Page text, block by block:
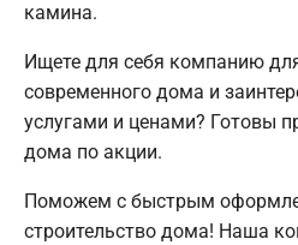
камина.
Ищете для себя компанию
современного дома и
услугами и ценами? Готовы
дома по акции.
Поможем с быстрым
строительство дома! Наша